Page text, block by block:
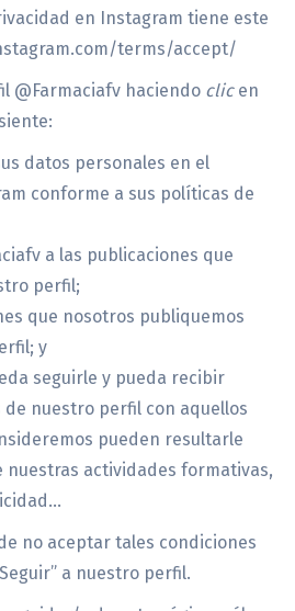
en Instagram tiene este
terms/accept/
@Farmaciafv haciendo clic en
datos personales en el
conforme a sus políticas de
a las publicaciones que
perfil;
que nosotros publiquemos
y
seguirle y pueda recibir
de nuestro perfil con aquellos
pueden resultarle
actividades formativas,
no aceptar tales condiciones
a nuestro perfil.